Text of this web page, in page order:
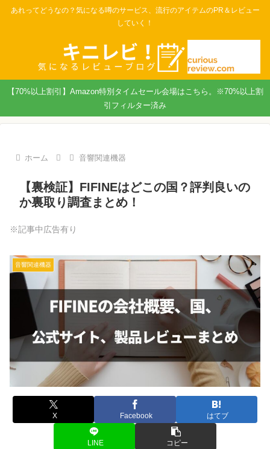
あれってどうなの？気になる噂のサービス、流行のアイテムのPR＆レビュー
していく！
【70%以上割引】Amazon特別タイムセール会場はこちら。※70%以上割
引フィルター済み
ホーム 音響関連機器
【裏検証】FIFINEはどこの国？評判良いの
か裏取り調査まとめ！
※記事中広告有り
音響関連機器
X Facebook はてブ
LINE コピー